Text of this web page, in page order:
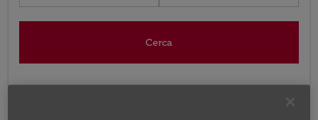
Cerca